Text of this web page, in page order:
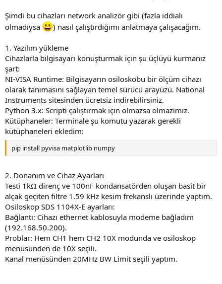
Şimdi bu cihazları network analizör gibi (fazla iddialı
olmadıysa
) nasıl çalıştırdığımı anlatmaya çalışacağım.
1. Yazılım yükleme
Cihazlarla bilgisayarı konuşturmak için şu üçlüyü kurmanız
şart:
NI-VISA Runtime: Bilgisayarın osiloskobu bir ölçüm cihazı
olarak tanımasını sağlayan temel sürücü arayüzü. National
Instruments sitesinden ücretsiz indirebilirsiniz.
Python 3.x: Scripti çalıştırmak için olmazsa olmazımız.
Kütüphaneler: Terminale şu komutu yazarak gerekli
kütüphaneleri ekledim:
pip install pyvisa matplotlib numpy
2. Donanım ve Cihaz Ayarları
Testi 1kΩ direnç ve 100nF kondansatörden oluşan basit bir
alçak geçiten filtre 1.59 kHz kesim frekanslı üzerinde yaptım.
Osiloskop SDS 1104X-E ayarları:
Bağlantı: Cihazı ethernet kablosuyla modeme bağladım
(192.168.50.200).
Problar: Hem CH1 hem CH2 10X modunda ve osiloskop
menüsünden de 10X seçili.
Kanal menüsünden 20MHz BW Limit seçili yaptım.